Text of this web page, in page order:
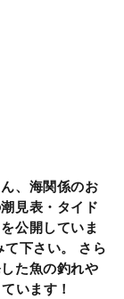
、海関係のお
見表・タイド
公開していま
下さい。 さら
た魚の釣れや
います！